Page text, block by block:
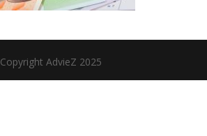
Copyright AdvieZ 2025